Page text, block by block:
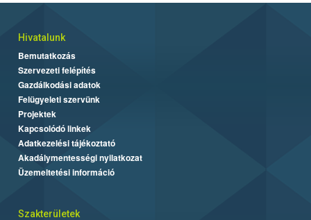
Hivatalunk
Bemutatkozás
Szervezeti felépítés
Gazdálkodási adatok
Felügyeleti szervünk
Projektek
Kapcsolódó linkek
Adatkezelési tájékoztató
Akadálymentességi nyilatkozat
Üzemeltetési információ
Szakterületek